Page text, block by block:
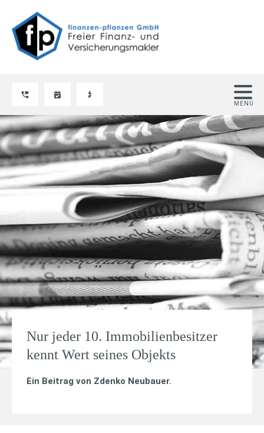
Nur jeder 10. Immobilienbesitzer
kennt Wert seines Objekts
Ein Beitrag von Zdenko Neubauer.